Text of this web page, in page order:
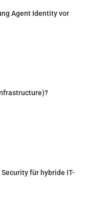
Agent Identity vor
für hybride IT-